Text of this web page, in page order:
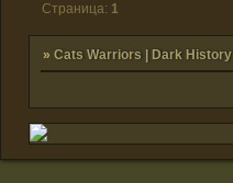
Страница: 1
»Cats Warriors | Dark History